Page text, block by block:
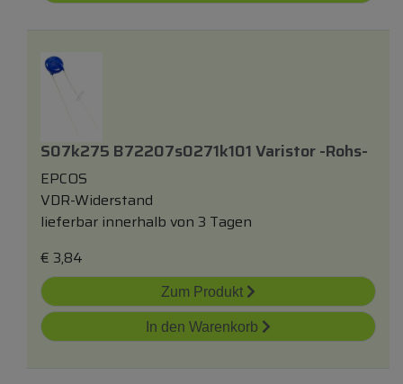
S07k275 B72207s0271k101 Varistor -rohs-
EPCOS
VDR-Widerstand
lieferbar innerhalb von 3 Tagen
€ 3,84
Zum Produkt
In den Warenkorb